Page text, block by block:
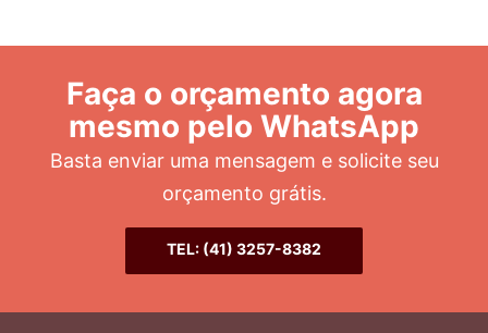
Faça o orçamento agora
mesmo pelo WhatsApp
Basta enviar uma mensagem e solicite seu
orçamento grátis.
TEL: (41) 3257-8382